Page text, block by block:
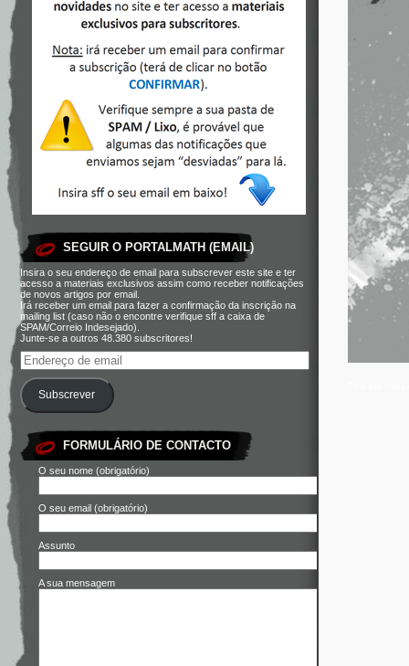
SEGUIR O PORTALMATH (EMAIL)
Insira o seu endereço de email para subscrever este site e ter
acesso a materiais exclusivos assim como receber notificações
de novos artigos por email.
Irá receber um email para fazer a confirmação da inscrição na
mailing list (caso não o encontre verifique sff a caixa de
SPAM/Correio Indesejado).
Junte-se a outros 48.380 subscritores!
Subscrever
FORMULÁRIO DE CONTACTO
O seu nome (obrigatório)
O seu email (obrigatório)
Assunto
A sua mensagem